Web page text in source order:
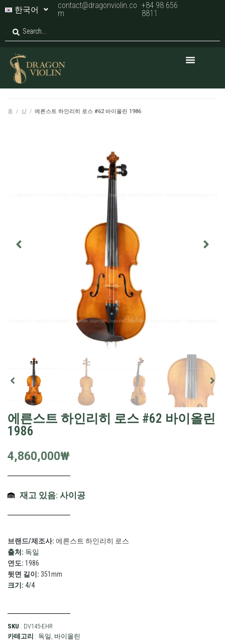
한국어
contact@dragonviolin.co
m
+84 98 656
8811
홈 / 샵 / 에른스트 하인리히 로스 #62 바이올린 1986
에른스트 하인리히 로스 #62 바이올린
1986
4,860,000₩
재고 있음: 사이공
브랜드/제조사: 에른스트 하인리히 로스
출처: 독일
연도: 1986
뒷면 길이: 351mm
크기: 4/4
SKU : DV145-EHR
카테고리 : 독일 바이올린